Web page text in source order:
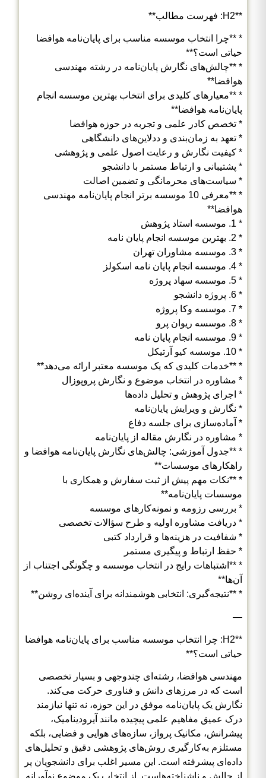
**H2: فهرست مطالب**
* **چرا انتخاب موسسه مناسب برای پایان‌نامه هوافضا
حیاتی است؟**
* **چالش‌های نگارش پایان‌نامه در رشته مهندسی
هوافضا**
* **معیارهای کلیدی برای انتخاب بهترین موسسه انجام
پایان‌نامه هوافضا**
* تخصص کادر علمی و تجربه در حوزه هوافضا
* تعهد به زمان‌بندی و ددلاین‌های دانشگاهی
* کیفیت نگارش و رعایت اصول علمی و پژوهشی
* پشتیبانی و ارتباط مستمر با دانشجو
* سیاست‌های محرمانگی و تضمین اصالت
* **معرفی 10 موسسه برتر انجام پایان‌نامه مهندسی
هوافضا**
* 1. موسسه استاد پژوهش
* 2. بهترین موسسه انجام پایان نامه
* 3. موسسه مشاوران تهران
* 4. موسسه انجام پایان نامه اسکولز
* 5. موسسه سهاد پروژه
* 6. پروژه دانشجو
* 7. موسسه وکا پروژه
* 8. موسسه ریوان پرو
* 9. موسسه انجام پایان نامه
* 10. موسسه کیو آرتیکل
* **خدمات کلیدی که یک موسسه معتبر ارائه می‌دهد**
* مشاوره در انتخاب موضوع و نگارش پروپوزال
* اجرای پژوهش و تحلیل داده‌ها
* نگارش و ویرایش پایان‌نامه
* آماده‌سازی برای جلسه دفاع
* مشاوره در نگارش مقاله از پایان‌نامه
* **جدول آموزشی: چالش‌های نگارش پایان‌نامه هوافضا و
راهکارهای موسسات**
* **نکات مهم پیش از ثبت سفارش و همکاری با
موسسات پایان‌نامه**
* بررسی رزومه و نمونه‌کارهای موسسه
* دریافت مشاوره اولیه و طرح سؤالات تخصصی
* شفافیت در هزینه‌ها و قرارداد کتبی
* حفظ ارتباط و پیگیری مستمر
* **اشتباهات رایج در انتخاب موسسه و چگونگی اجتناب از
آن‌ها**
* **نتیجه‌گیری: انتخابی هوشمندانه برای آینده‌ای روشن**
—
**H2: چرا انتخاب موسسه مناسب برای پایان‌نامه هوافضا
حیاتی است؟**
مهندسی هوافضا، رشته‌ای چندوجهی و بسیار تخصصی
است که در مرزهای دانش و فناوری حرکت می‌کند.
نگارش یک پایان‌نامه موفق در این حوزه، نه تنها نیازمند
درک عمیق مفاهیم علمی پیچیده مانند آیرودینامیک،
پیشرانش، مکانیک پرواز، سازه‌های هوایی و فضایی، بلکه
مستلزم به‌کارگیری روش‌های پژوهشی دقیق و تحلیل‌های
داده‌ای پیشرفته است. این مسیر اغلب برای دانشجویان پر